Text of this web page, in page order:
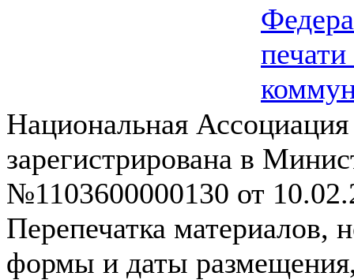
Национальная
зарегистрирована в
№1103600000130 от
Перепечатка материалов,
формы и даты